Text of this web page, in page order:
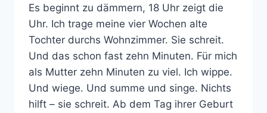
Es beginnt zu dämmern, 18 Uhr zeigt die
Uhr. Ich trage meine vier Wochen alte
Tochter durchs Wohnzimmer. Sie schreit.
Und das schon fast zehn Minuten. Für mich
als Mutter zehn Minuten zu viel. Ich wippe.
Und wiege. Und summe und singe. Nichts
hilft – sie schreit. Ab dem Tag ihrer Geburt